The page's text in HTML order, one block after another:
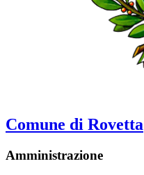
Comune di Rovetta
Amministrazione